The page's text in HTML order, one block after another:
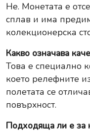
Не. Монетата е
сплав и има
колекционерска
Какво означава
Това е специално
което релефните
полетата се
повърхност.
Подходяща ли е за